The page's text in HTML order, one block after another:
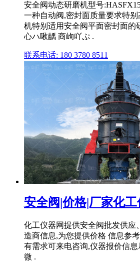
安全阀动态研磨机型号
一种自动阀,密封面质量要求特
机特别适用安全阀平面密封面的
心ハ啾龋 商岣吖ぷ .
联系电话: 180 3780 8511
安全阀|价格|厂家化工
化工仪器网提供安全阀批发供应
造商信息,为您提供价格 信息参
有需求可来电咨询,仪器报价信
微 .